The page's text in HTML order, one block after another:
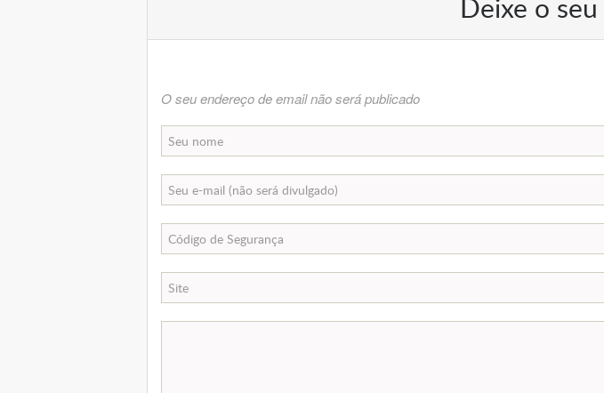
Deixe o
O seu endereço de email não será publicado